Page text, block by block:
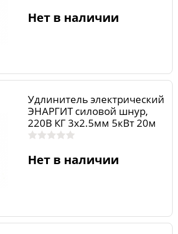
Нет в наличии
Удлинитель электрический
ЭНАРГИТ силовой шнур,
220В КГ 3х2.5мм 5кВт 20м
1роз. ip44 23А УСС220-325-
Нет в наличии